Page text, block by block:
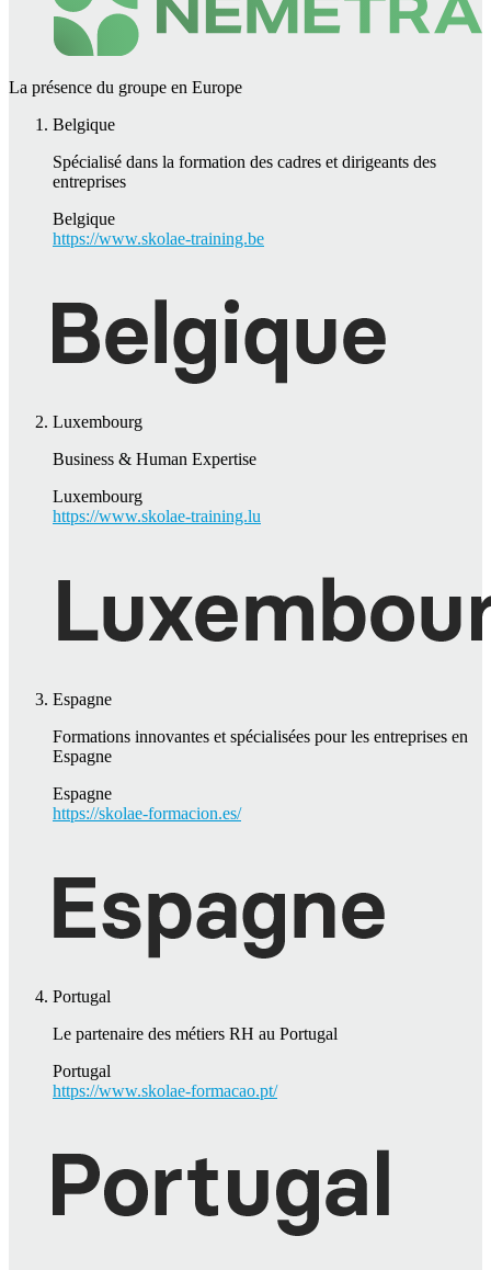
La présence du groupe en Europe
Belgique
Spécialisé dans la formation des cadres et dirigeants des
entreprises
Belgique
https://www.skolae-training.be
Luxembourg
Business & Human Expertise
Luxembourg
https://www.skolae-training.lu
Espagne
Formations innovantes et spécialisées pour les entreprises en
Espagne
Espagne
https://skolae-formacion.es/
Portugal
Le partenaire des métiers RH au Portugal
Portugal
https://www.skolae-formacao.pt/